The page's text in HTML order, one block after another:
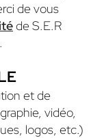
de vous
de S.E.R
et de
vidéo,
logos, etc.)